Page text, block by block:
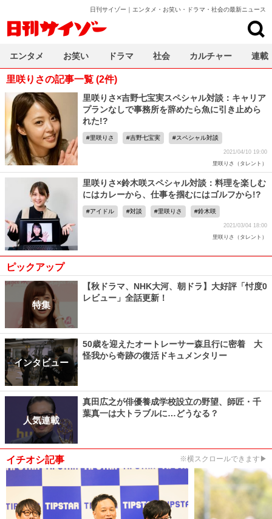
日刊サイゾー｜エンタメ・お笑い・ドラマ・社会の最新ニュース
里咲りさの記事一覧 (2件)
里咲りさ×吉野七宝実スペシャル対談：キャリア
プランなしで事務所を辞めたら魚に引き止めら
れた!?
里咲りさ 吉野七宝実 スペシャル対談
2021/04/10 19:00
里咲りさ（タレント）
里咲りさ×鈴木咲スペシャル対談：料理を楽しむ
にはカレーから、仕事を掴むにはゴルフから!?
アイドル 対談 里咲りさ 鈴木咲
2021/03/04 18:00
里咲りさ（タレント）
ピックアップ
特集
【秋ドラマ、NHK大河、朝ドラ】大好評「忖度0
レビュー」全話更新！
インタビュー
50歳を迎えたオートレーサー森且行に密着 大
怪我から奇跡の復活ドキュメンタリー
人気連載
真田広之が俳優養成学校設立の野望、師匠・千
葉真一は大トラブルに…どうなる？
イチオシ記事 ※横スクロールできます▶
エンタメ お笑い ドラマ 社会 カルチャー 連載